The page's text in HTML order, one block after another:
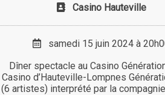
Casino Hauteville
samedi 15 juin 2024 à
Dîner spectacle au Casino
Casino d’Hauteville-Lompnes
(6 artistes) interprété par la